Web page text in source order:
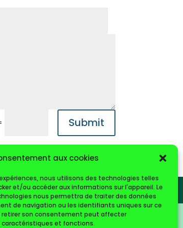
aux cookies
nous utilisons des technologies telles
et/ou accéder aux informations sur l'appareil. Le
nous permettra de traiter des données
de navigation ou les identifiants uniques sur ce
retirer son consentement peut affecter
et fonctions.
Submit